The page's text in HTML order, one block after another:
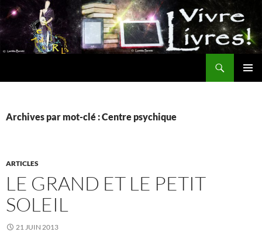
Aller
au
contenu
Archives par mot-clé : Centre psychique
ARTICLES
LE GRAND ET LE PETIT
SOLEIL
21 JUIN 2013